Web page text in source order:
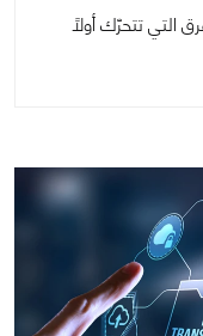
التي تتحرّك أولًا